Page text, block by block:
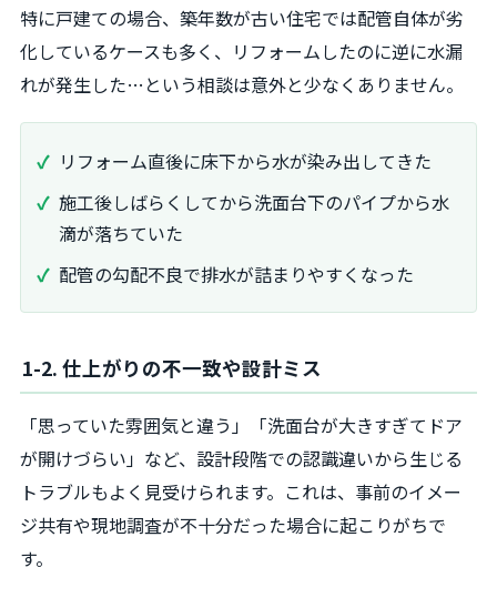
特に戸建ての場合、築年数が古い住宅では配管自体が劣
化しているケースも多く、リフォームしたのに逆に水漏
れが発生した…という相談は意外と少なくありません。
リフォーム直後に床下から水が染み出してきた
施工後しばらくしてから洗面台下のパイプから水
滴が落ちていた
配管の勾配不良で排水が詰まりやすくなった
1-2. 仕上がりの不一致や設計ミス
「思っていた雰囲気と違う」「洗面台が大きすぎてドア
が開けづらい」など、設計段階での認識違いから生じる
トラブルもよく見受けられます。これは、事前のイメー
ジ共有や現地調査が不十分だった場合に起こりがちで
す。